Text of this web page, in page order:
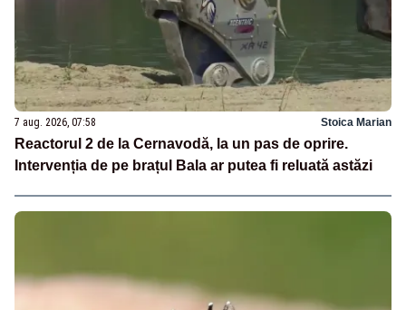
7 aug. 2026, 07:58 Stoica Marian
Reactorul 2 de la Cernavodă, la un pas de oprire.
Intervenția de pe brațul Bala ar putea fi reluată astăzi